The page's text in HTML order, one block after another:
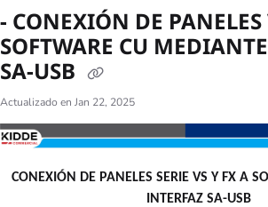
- CONEXIÓN DE PANELES
SOFTWARE CU
SA-USB
Actualizado en Jan 22, 2025
CONEXIÓN DE PANELES SERIE VS Y FX A
INTERFAZ SA-USB